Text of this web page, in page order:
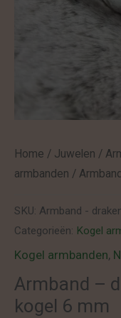
Home / Juwelen /
armbanden /
SKU: Armband -
Categorieën: Kogel
Kogel armbanden,
Armband –
kogel 6 mm